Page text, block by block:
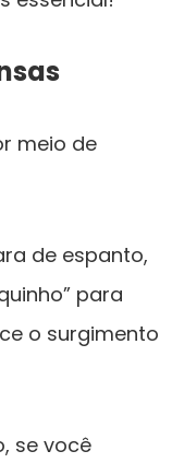
meio de
de espanto,
para
o surgimento
se você